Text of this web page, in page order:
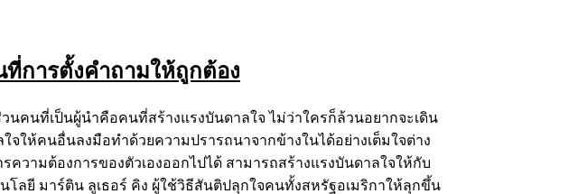
ที่การตั้งคำถามให้ถูกต้อง
คนที่เป็นผู้นำคือคนที่สร้างแรงบันดาลใจ ไม่ว่าใครก็ล้วนอยากจะเดิน
ให้คนอื่นลงมือทำด้วยความปรารถนาจากข้างในได้อย่างเต็มใจต่าง
ามต้องการของตัวเองออกไปได้ สามารถสร้างแรงบันดาลใจให้กับ
ลยี มาร์ติน ลูเธอร์ คิง ผู้ใช้วิธีสันติปลุกใจคนทั้งสหรัฐอเมริกาให้ลุกขึ้น